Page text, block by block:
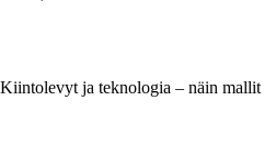
Kiintolevyt ja teknologia – näin mallit